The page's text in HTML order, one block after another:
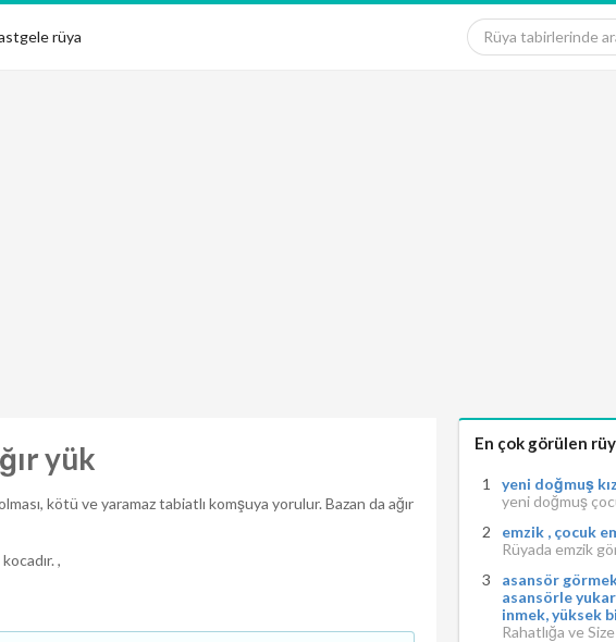
rüya
yük
kötü ve yaramaz tabiatlı komşuya yorulur. Bazan da ağır
,
En çok görülen
yeni doğmuş
yeni doğmuş
emzik , çocuk
Rüyada emzik
asansör
asansörle
inmek, yüksek
Rahatlığa ve